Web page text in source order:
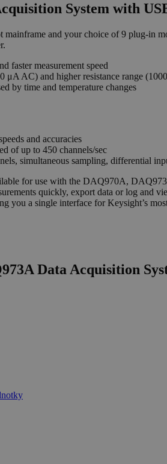
System with
mainframe and your choice of 9 plug-
faster measurement speed
μA AC) and higher resistance range
by time and temperature changes
and accuracies
of up to 450 channels/sec
simultaneous sampling, differential
for use with the DAQ970A,
quickly, export data or log
you a single interface for Keysight’s
Data Acquisition